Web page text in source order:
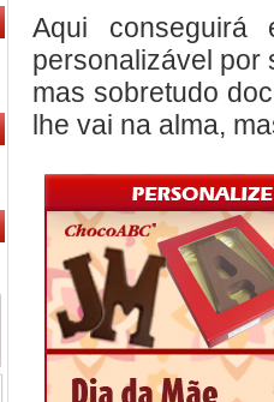
Aqui conseguirá
personalizável por
mas sobretudo
lhe vai na alma,